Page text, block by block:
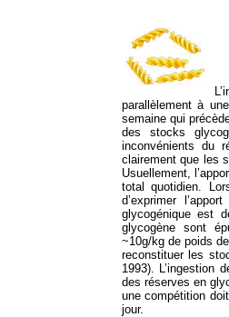
parallèlement à
semaine qui
des stocks
inconvénients du
clairement que les
Usuellement,
total quotidien.
d’exprimer
glycogénique est
glycogène sont
~10g/kg de poids
reconstituer les
1993). L’ingestion
des réserves en
une compétition
jour.